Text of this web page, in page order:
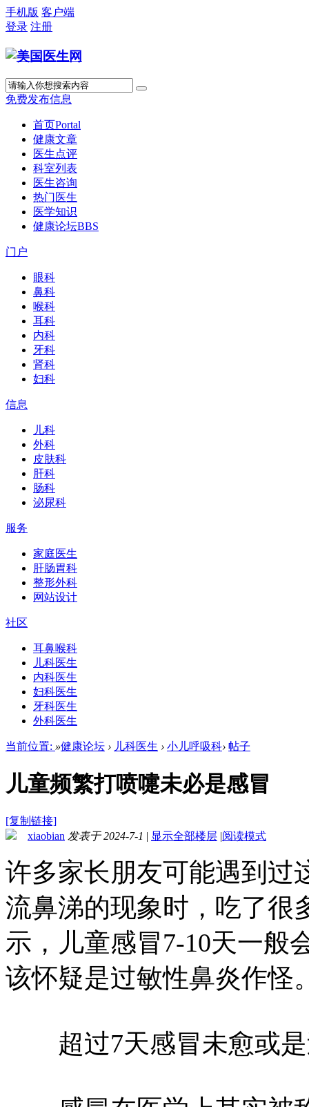
手机版 客户端
登录 注册
免费发布信息
首页Portal
健康文章
医生点评
科室列表
医生咨询
热门医生
医学知识
健康论坛BBS
门户
眼科
鼻科
喉科
耳科
内科
牙科
肾科
妇科
信息
儿科
外科
皮肤科
肝科
肠科
泌尿科
服务
家庭医生
肝肠胃科
整形外科
网站设计
社区
耳鼻喉科
儿科医生
内科医生
妇科医生
牙科医生
外科医生
当前位置: »健康论坛 › 儿科医生 › 小儿呼吸科› 帖子
儿童频繁打喷嚏未必是感冒
[复制链接]
xiaobian 发表于 2024-7-1 | 显示全部楼层 |阅读模式
许多家长朋友可能遇到过
流鼻涕的现象时，吃了很
示，儿童感冒7-10天一般
该怀疑是过敏性鼻炎作怪
超过7天感冒未愈或是